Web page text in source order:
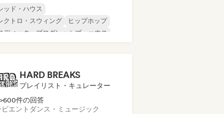
ッド・ハウス
クトロ・スウィング
ヒップホップ
ディック・プログレッシブ・ハウス
HARD BREAKS
プレイリスト・キュレーター
>600件の回答
エント ダンス・ミュージック